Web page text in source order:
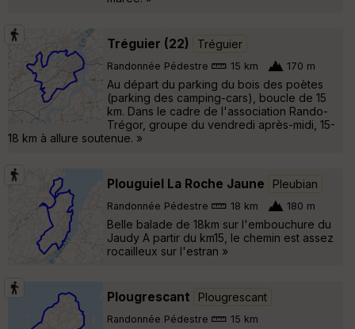
Tréguier (22) Tréguier
Randonnée Pédestre 15 km 170 m
Au départ du parking du bois des poètes
(parking des camping-cars), boucle de 15
km. Dans le cadre de l'association Rando-
Trégor, groupe du vendredi après-midi, 15-
18 km à allure soutenue. »
Plouguiel La Roche Jaune Pleubian
Randonnée Pédestre 18 km 180 m
Belle balade de 18km sur l'embouchure du
Jaudy A partir du km15, le chemin est assez
rocailleux sur l'estran »
Plougrescant Plougrescant
Randonnée Pédestre 15 km